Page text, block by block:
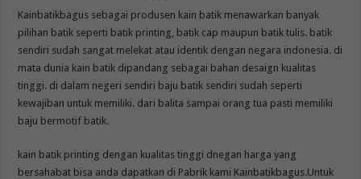
Kainbatikbagus sebagai produsen kain batik menawarkan banyak
pilihan batik seperti batik printing, batik cap maupun batik tulis. batik
sendiri sudah sangat melekat atau identik dengan negara indonesia. di
mata dunia kain batik dipandang sebagai bahan desaign kualitas
tinggi. di dalam negeri sendiri baju batik sendiri sudah seperti
kewajiban untuk memiliki. dari balita sampai orang tua pasti memiliki
baju bermotif batik.
kain batik printing dengan kualitas tinggi dnegan harga yang
bersahabat bisa anda dapatkan di Pabrik kami Kainbatikbagus.Untuk